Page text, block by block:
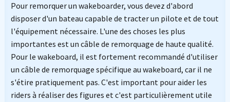
Pour remorquer un wakeboarder, vous devez d'abord
disposer d'un bateau capable de tracter un pilote et de tout
l'équipement nécessaire. L'une des choses les plus
importantes est un câble de remorquage de haute qualité.
Pour le wakeboard, il est fortement recommandé d'utiliser
un câble de remorquage spécifique au wakeboard, car il ne
s'étire pratiquement pas. C'est important pour aider les
riders à réaliser des figures et c'est particulièrement utile